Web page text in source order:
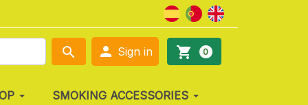
search  Sign in shopping_cart 0
SMOKING ACCESSORIES